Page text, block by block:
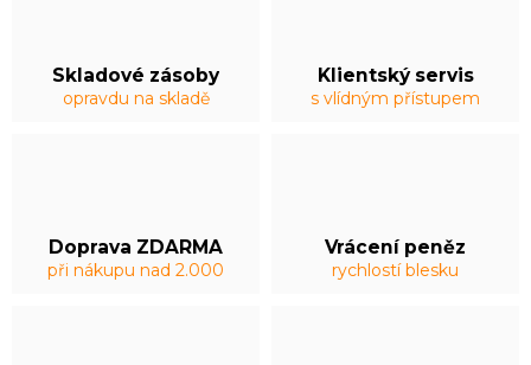
Skladové zásoby
opravdu na skladě
Klientský servis
s vlídným přístupem
Doprava ZDARMA
při nákupu nad 2.000
Vrácení peněz
rychlostí blesku